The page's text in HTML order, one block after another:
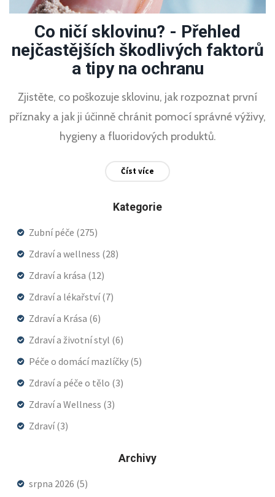
Co ničí sklovinu? - Přehled
nejčastějších škodlivých faktorů
a tipy na ochranu
Zjistěte, co poškozuje sklovinu, jak rozpoznat první
příznaky a jak ji účinně chránit pomocí správné výživy,
hygieny a fluoridových produktů.
Číst více
Kategorie
Zubní péče (275)
Zdraví a wellness (28)
Zdraví a krása (12)
Zdraví a lékařství(7)
Zdraví a Krása (6)
Zdraví a životní styl (6)
Péče o domácí mazlíčky (5)
Zdraví a péče o tělo (3)
Zdraví a Wellness (3)
Zdraví(3)
Archivy
srpna 2026 (5)